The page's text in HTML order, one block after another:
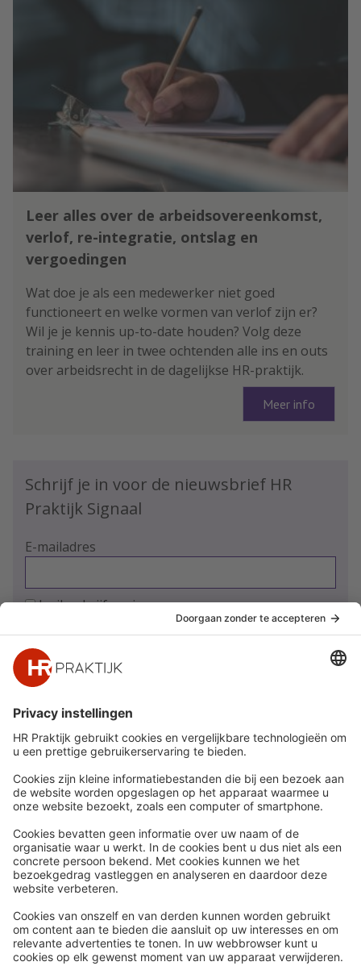
Leer alles over de arbeidsovereenkomst,
verlof, re-integratie, ontslag en
vergoedingen
Wat doe je als een medewerker niet goed
functioneert en welke vormen van verlof zijn er?
Wil je je kennis up-to-date houden? Volg deze
training en leer in twee ochtenden alle ins en outs
over arbeidsrecht in de dagelijkse HR-praktijk.
Meer info
Schrijf je in voor de nieuwsbrief HR
Praktijk Signaal
E-mailadres
Ja, ik schrijf me in
Snel naar
Nieuws
Whitepapers
Webinars
Word lid
Contact
Meer
HR Academy
HR Podcast
CHRO
HR Day
Volg Ons